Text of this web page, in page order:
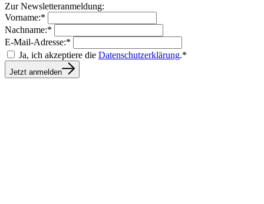
Zur Newsletteranmeldung:
Vorname:*
Nachname:*
E-Mail-Adresse:*
Ja, ich akzeptiere die Datenschutzerklärung.*
Jetzt anmelden